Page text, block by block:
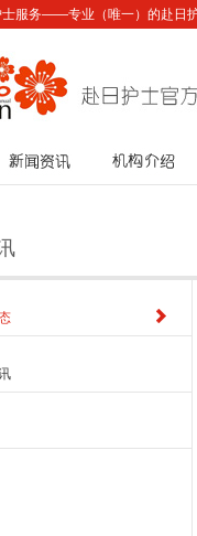
士服务——专业（唯一）的赴日